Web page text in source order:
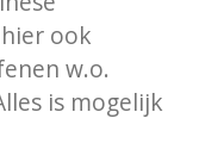
ook
w.o.
is mogelijk